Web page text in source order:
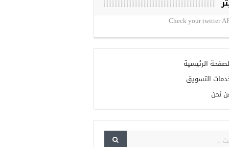
Check your twitter
الرئيسية
التسويق
نحن